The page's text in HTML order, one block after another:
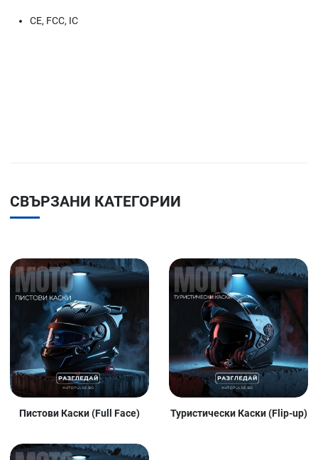
CE, FCC, IC
СВЪРЗАНИ КАТЕГОРИИ
Пистови Каски (Full Face) Туристически Каски (Flip-up)